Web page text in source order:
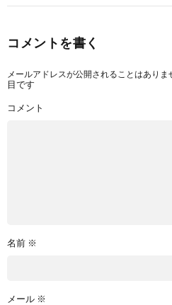
コメントを書く
メールアドレスが公開されることはありま
目です
コメント
名前 ※
メール ※